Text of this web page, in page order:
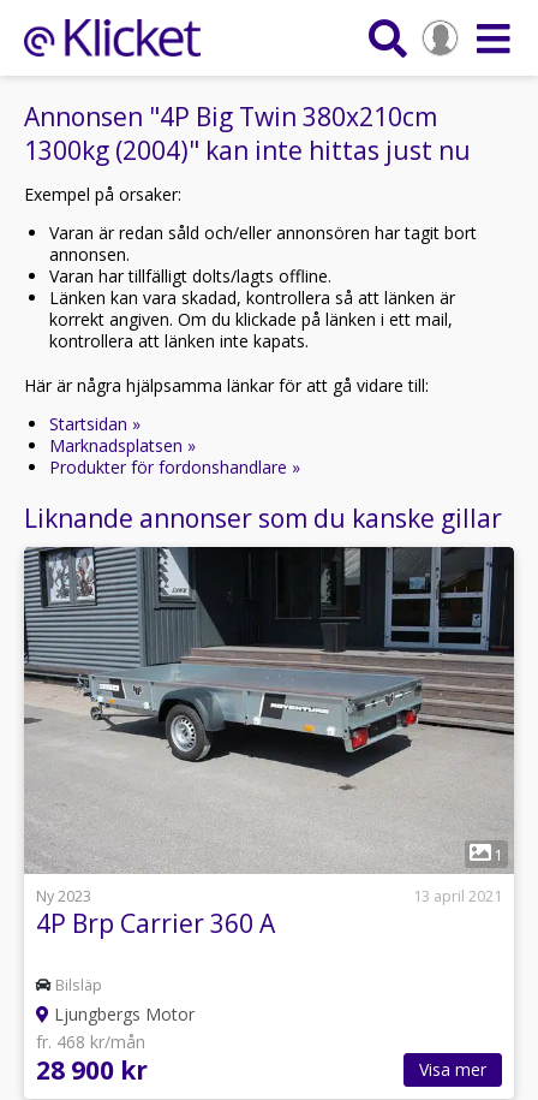
Annonsen "4P Big Twin 380x210cm
1300kg (2004)" kan inte hittas just nu
Exempel på orsaker:
Varan är redan såld och/eller annonsören har tagit bort
annonsen.
Varan har tillfälligt dolts/lagts offline.
Länken kan vara skadad, kontrollera så att länken är
korrekt angiven. Om du klickade på länken i ett mail,
kontrollera att länken inte kapats.
Här är några hjälpsamma länkar för att gå vidare till:
Startsidan »
Marknadsplatsen »
Produkter för fordonshandlare »
Liknande annonser som du kanske gillar
1
Ny 2023
13 april 2021
4P Brp Carrier 360 A
Bilsläp
Ljungbergs Motor
fr. 468 kr/mån
28 900 kr Visa mer